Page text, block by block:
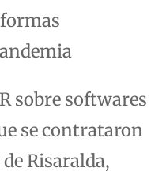
sobre softwares
se contrataron
Risaralda,